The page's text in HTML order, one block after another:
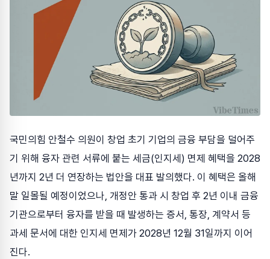
국민의힘 안철수 의원이 창업 초기 기업의 금융 부담을 덜어주
기 위해 융자 관련 서류에 붙는 세금(인지세) 면제 혜택을 2028
년까지 2년 더 연장하는 법안을 대표 발의했다. 이 혜택은 올해
말 일몰될 예정이었으나, 개정안 통과 시 창업 후 2년 이내 금융
기관으로부터 융자를 받을 때 발생하는 증서, 통장, 계약서 등
과세 문서에 대한 인지세 면제가 2028년 12월 31일까지 이어
진다.